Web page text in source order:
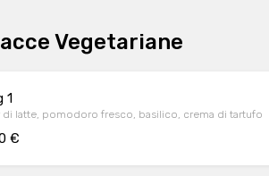
Vegetariane
1
di latte, pomodoro fresco, basilico, crema di tartufo
€